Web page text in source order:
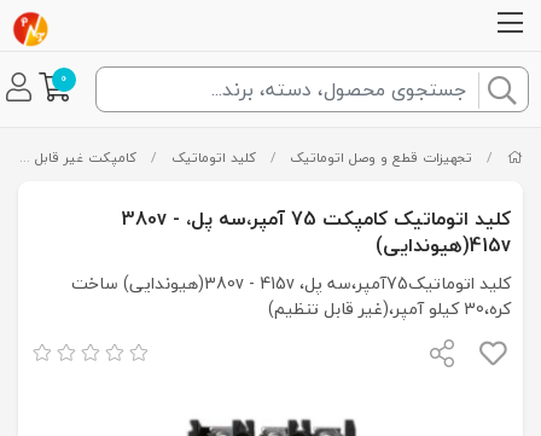
0
/ تجهیزات قطع و وصل اتوماتیک / کلید اتوماتیک / کامپکت غیر قابل تنظیم
کلید اتوماتیک کامپکت 75 آمپر،سه پل، 380v -
415v(هیوندایی)
کلید اتوماتیک75آمپر،سه پل، 380v - 415v(هیوندایی) ساخت
کره،30 کیلو آمپر،(غیر قابل تنظیم)